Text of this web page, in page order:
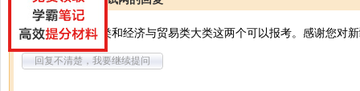
你好，经济学门类和经济与贸易类大类这两个可以报考。感谢您对
回复不清楚，我要继续提问